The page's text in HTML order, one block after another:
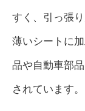
すく、引っ張
薄いシートに
品や自動車部
されています。